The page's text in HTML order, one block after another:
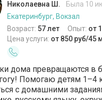
Николаевна Ш.
Была 10
Екатеринбург, Вокзал
Возраст: 57 лет Опыт: от
Цена услуги: от 850 руб/45
дома превращаются в
Помогаю детям 1–4
с домашними